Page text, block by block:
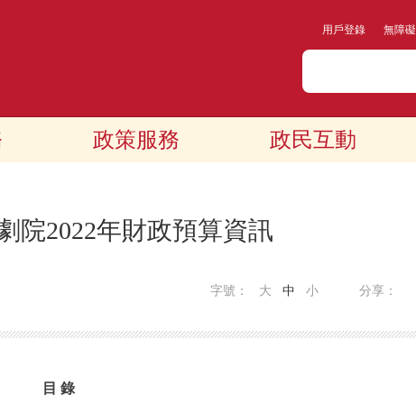
用戶登錄 無障礙
政策服務 政民互動
院2022年財政預算資訊
分享：
字號： 大 中 小
目 錄